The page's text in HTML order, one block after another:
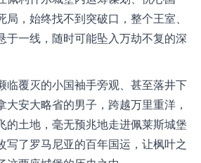
，始终找不到突破口，整个王室、
于一线，随时可能坠入万劫不复的深
临覆灭的小国袖手旁观、甚至落井下
安大略省的男子，跨越万里重洋，
的土地，毫无预兆地走进佩莱斯城堡
写了罗马尼亚的百年国运，让枫叶之